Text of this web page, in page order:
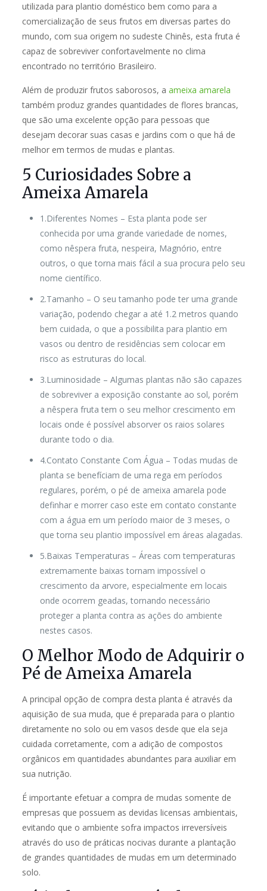
utilizada para plantio doméstico bem como para a
comercialização de seus frutos em diversas partes do
mundo, com sua origem no sudeste Chinês, esta fruta é
capaz de sobreviver confortavelmente no clima
encontrado no território Brasileiro.
Além de produzir frutos saborosos, a ameixa amarela
também produz grandes quantidades de flores brancas,
que são uma excelente opção para pessoas que
desejam decorar suas casas e jardins com o que há de
melhor em termos de mudas e plantas.
5 Curiosidades Sobre a
Ameixa Amarela
1.Diferentes Nomes – Esta planta pode ser
conhecida por uma grande variedade de nomes,
como nêspera fruta, nespeira, Magnório, entre
outros, o que torna mais fácil a sua procura pelo seu
nome científico.
2.Tamanho – O seu tamanho pode ter uma grande
variação, podendo chegar a até 1.2 metros quando
bem cuidada, o que a possibilita para plantio em
vasos ou dentro de residências sem colocar em
risco as estruturas do local.
3.Luminosidade – Algumas plantas não são capazes
de sobreviver a exposição constante ao sol, porém
a nêspera fruta tem o seu melhor crescimento em
locais onde é possível absorver os raios solares
durante todo o dia.
4.Contato Constante Com Água – Todas mudas de
planta se benefíciam de uma rega em períodos
regulares, porém, o pé de ameixa amarela pode
definhar e morrer caso este em contato constante
com a água em um período maior de 3 meses, o
que torna seu plantio impossível em áreas alagadas.
5.Baixas Temperaturas – Áreas com temperaturas
extremamente baixas tornam impossível o
crescimento da arvore, especialmente em locais
onde ocorrem geadas, tornando necessário
proteger a planta contra as ações do ambiente
nestes casos.
O Melhor Modo de Adquirir o
Pé de Ameixa Amarela
A principal opção de compra desta planta é através da
aquisição de sua muda, que é preparada para o plantio
diretamente no solo ou em vasos desde que ela seja
cuidada corretamente, com a adição de compostos
orgânicos em quantidades abundantes para auxiliar em
sua nutrição.
É importante efetuar a compra de mudas somente de
empresas que possuem as devidas licensas ambientais,
evitando que o ambiente sofra impactos irreversíveis
através do uso de práticas nocivas durante a plantação
de grandes quantidades de mudas em um determinado
solo.